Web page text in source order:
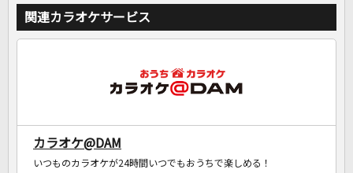
関連カラオケサービス
カラオケ@DAM
いつものカラオケが24時間いつでもおうちで楽しめる！